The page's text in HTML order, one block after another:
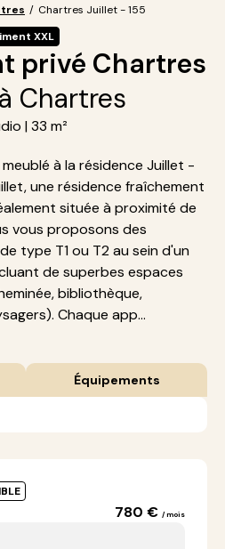
/ Chartres Juillet - 155
XXL
privé Chartres
à Chartres
| 33 m²
à la résidence Juillet -
une résidence fraîchement
située à proximité de
vous proposons des
type T1 ou T2 au sein d'un
de superbes espaces
bibliothèque,
Chaque app...
Équipements
780 € / mois